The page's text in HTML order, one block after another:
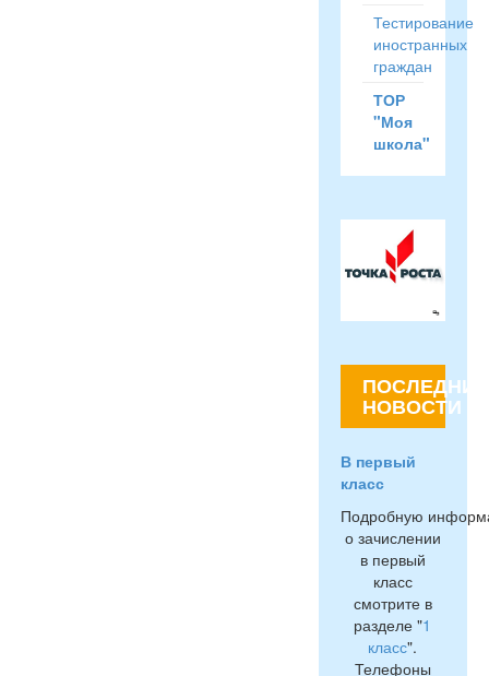
Тестирование
иностранных
граждан
ТОР
"Моя
школа"
ПОСЛЕДНИЕ
НОВОСТИ
В первый
класс
Подробную
о зачислении
в первый
класс
смотрите в
разделе "1
класс".
Телефоны